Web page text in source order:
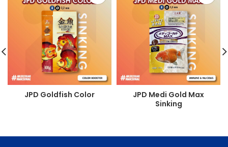
JPD Goldfish Color
JPD Medi Gold Max
Sinking